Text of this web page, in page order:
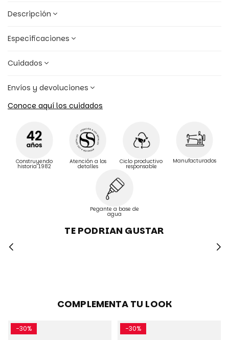
Descripción
Especificaciones
Cuidados
Envíos y devoluciones
Conoce aquí los cuidados
Construyendo
historia 1982
Atención a los
detalles
Ciclo productivo
responsable
Manufacturados
Pegante a base de
agua
TE PODRIAN GUSTAR
COMPLEMENTA TU LOOK
-30% -30%